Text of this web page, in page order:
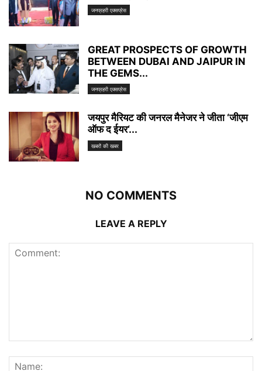
जनप्रहरी एक्सप्रेस
GREAT PROSPECTS OF GROWTH
BETWEEN DUBAI AND JAIPUR IN
THE GEMS...
जनप्रहरी एक्सप्रेस
जयपुर मैरियट की जनरल मैनेजर ने जीता ‘जीएम
ऑफ द ईयर‘...
खबरों की खबर
NO COMMENTS
LEAVE A REPLY